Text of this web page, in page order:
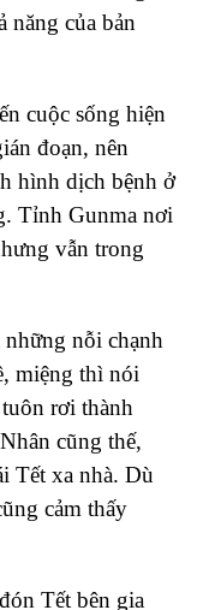
năng của bản
cuộc sống hiện
đoạn, nên
hình dịch bệnh ở
Tỉnh Gunma nơi
vẫn trong
nỗi chạnh
miệng thì nói
rơi thành
cũng thế,
Tết xa nhà. Dù
cảm thấy
Tết bên gia